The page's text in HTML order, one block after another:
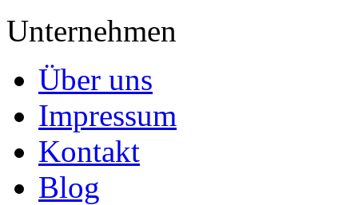
Unternehmen
Über uns
Impressum
Kontakt
Blog